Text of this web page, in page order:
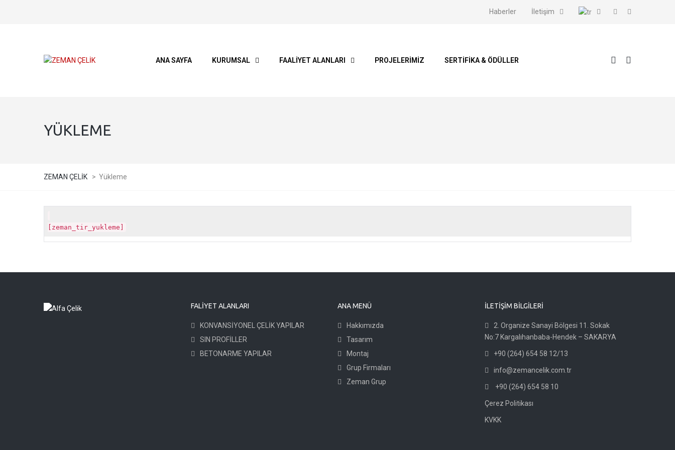
Haberler İletişim
ANA SAYFA KURUMSAL FAALIYET ALANLARI PROJELERİMİZ SERTIFIKA & ÖDÜLLER
YÜKLEME
ZEMAN ÇELİK > Yükleme
[zeman_tir_yukleme]
FALIYET ALANLARI
KONVANSİYONEL ÇELİK YAPILAR
SIN PROFİLLER
BETONARME YAPILAR
ANA MENÜ
Hakkımızda
Tasarım
Montaj
Grup Firmaları
Zeman Grup
İLETİŞİM BİLGİLERİ
2. Organize Sanayi Bölgesi 11. Sokak
No:7 Kargalıhanbaba-Hendek – SAKARYA
+90 (264) 654 58 12/13
info@zemancelik.com.tr
+90 (264) 654 58 10
Çerez Politikası
KVKK